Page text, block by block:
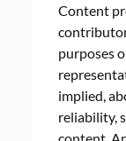
Content
purposes
implied,
reliability,
content.